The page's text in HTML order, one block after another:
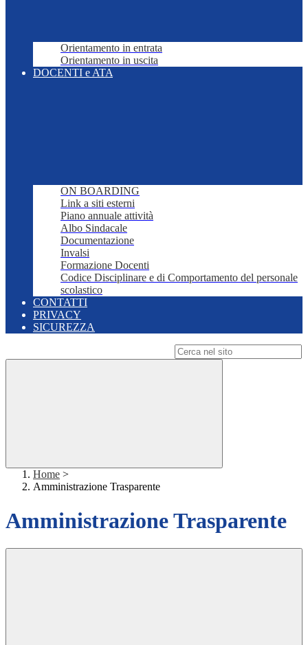
Orientamento in entrata
Orientamento in uscita
DOCENTI e ATA
ON BOARDING
Link a siti esterni
Piano annuale attività
Albo Sindacale
Documentazione
Invalsi
Formazione Docenti
Codice Disciplinare e di Comportamento del personale
scolastico
CONTATTI
PRIVACY
SICUREZZA
Home >
Amministrazione Trasparente
Amministrazione Trasparente